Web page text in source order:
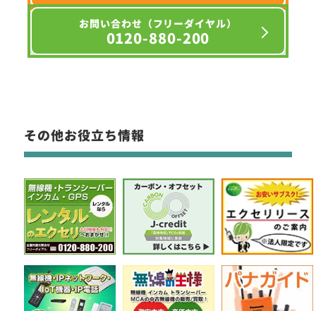
お問い合わせ（フリーダイヤル）
0120-880-200
その他お役立ち情報